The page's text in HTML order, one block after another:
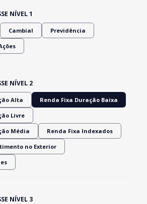
NÍVEL 1
Cambial Previdência
NÍVEL 2
Alta Renda Fixa Duração Baixa
Livre
Média Renda Fixa Indexados
no Exterior
NÍVEL 3